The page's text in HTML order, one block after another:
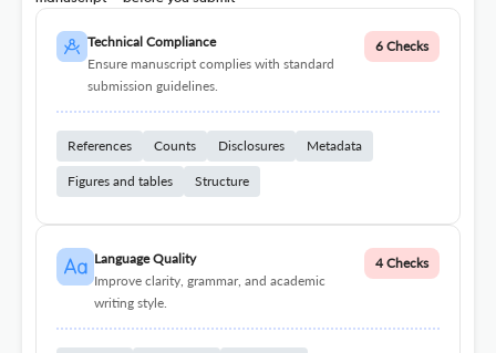
Technical Compliance
Ensure manuscript complies with standard
submission guidelines.
6 Checks
References Counts Disclosures Metadata
Figures and tables Structure
Language Quality
Improve clarity, grammar, and academic
writing style.
4 Checks